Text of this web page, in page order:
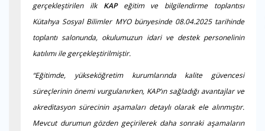
gerçekleştirilen ilk KAPeğitim ve bilgilendirme toplantısı
Kütahya Sosyal Bilimler MYO bünyesinde 08.04.2025 tarihinde
toplantı salonunda, okulumuzun idari ve destek personelinin
katılımı ile gerçekleştirilmiştir.
“Eğitimde, yükseköğretim kurumlarında kalite güvencesi
süreçlerinin önemi vurgulanırken, KAP’ın sağladığı avantajlar ve
akreditasyon sürecinin aşamaları detaylı olarak ele alınmıştır.
Mevcut durumun gözden geçirilerek daha sonraki aşamaların